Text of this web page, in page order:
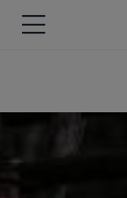
ZUBEHÖR